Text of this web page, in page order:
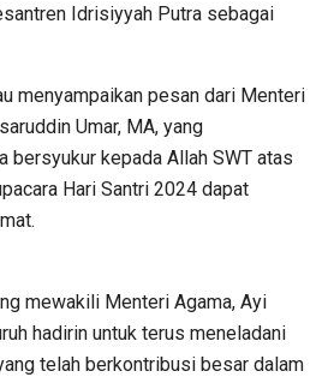
Idrisiyyah Putra sebagai
menyampaikan pesan dari Menteri
Umar, MA, yang
bersyukur kepada Allah SWT atas
Hari Santri 2024 dapat
mewakili Menteri Agama, Ayi
hadirin untuk terus meneladani
telah berkontribusi besar dalam